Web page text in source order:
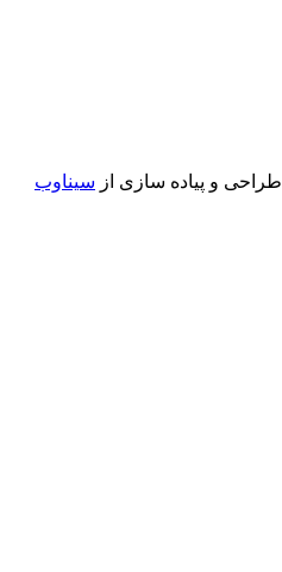
طراحی و پیاده سازی از سیناوب